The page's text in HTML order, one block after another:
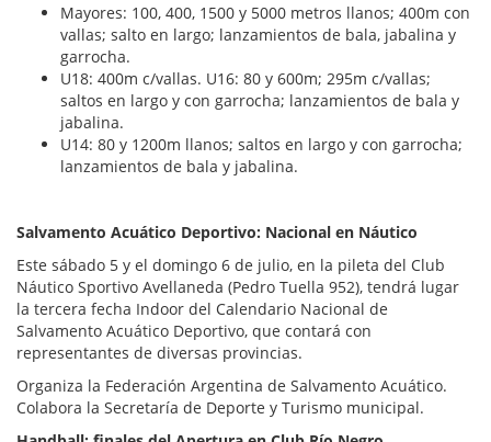
Mayores: 100, 400, 1500 y 5000 metros llanos; 400m con
vallas; salto en largo; lanzamientos de bala, jabalina y
garrocha.
U18: 400m c/vallas. U16: 80 y 600m; 295m c/vallas;
saltos en largo y con garrocha; lanzamientos de bala y
jabalina.
U14: 80 y 1200m llanos; saltos en largo y con garrocha;
lanzamientos de bala y jabalina.
Salvamento Acuático Deportivo: Nacional en Náutico
Este sábado 5 y el domingo 6 de julio, en la pileta del Club
Náutico Sportivo Avellaneda (Pedro Tuella 952), tendrá lugar
la tercera fecha Indoor del Calendario Nacional de
Salvamento Acuático Deportivo, que contará con
representantes de diversas provincias.
Organiza la Federación Argentina de Salvamento Acuático.
Colabora la Secretaría de Deporte y Turismo municipal.